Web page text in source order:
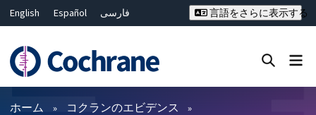
English Español
فارسی
Deutsch
Bahasa Malaysia
ไทย
繁體中文
简体中文
言語をさらに表示する
フィルター
ホーム コクランのエビデンス